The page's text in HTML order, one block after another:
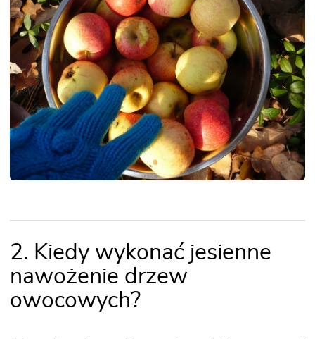
2. Kiedy wykonać jesienne
nawożenie drzew
owocowych?